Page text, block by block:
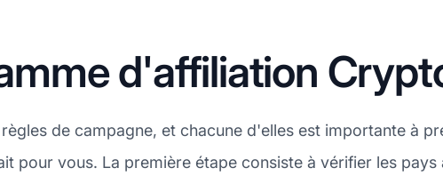
d'affiliation
de campagne, et chacune d'elles est importante à
pour vous. La première étape consiste à vérifier les pays